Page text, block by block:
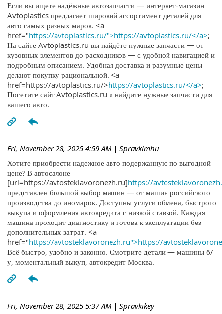
Если вы ищете надёжные автозапчасти — интернет-магазин
Avtoplastics предлагает широкий ассортимент деталей для
авто самых разных марок. <a
href="https://avtoplastics.ru/">https://avtoplastics.ru/</a>;
На сайте Avtoplastics.ru вы найдёте нужные запчасти — от
кузовных элементов до расходников — с удобной навигацией и
подробным описанием. Удобная доставка и разумные цены
делают покупку рациональной. <a
href=https://avtoplastics.ru/>https://avtoplastics.ru/</a>;
Посетите сайт Avtoplastics.ru и найдите нужные запчасти для
вашего авто.
Fri, November 28, 2025 4:59 AM | Spravkimhu
Хотите приобрести надежное авто подержанную по выгодной
цене? В автосалоне
[url=https://avtosteklavoronezh.ru]https://
представлен большой выбор машин — от машин российского
производства до иномарок. Доступны услуги обмена, быстрого
выкупа и оформления автокредита с низкой ставкой. Каждая
машина проходит диагностику и готова к эксплуатации без
дополнительных затрат. <a
href="https://avtosteklavoronezh.ru">https://
Всё быстро, удобно и законно. Смотрите детали — машины б/
у, моментальный выкуп, автокредит Москва.
Fri, November 28, 2025 5:37 AM | Spravkikey